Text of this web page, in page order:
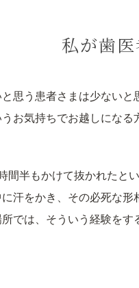
私が歯
思う患者さまは少ないと
お気持ちでお越しになる
半もかけて抜かれたと
汗をかき、その必死な形
では、そういう経験をす